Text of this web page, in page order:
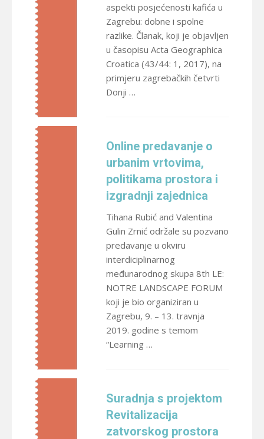
aspekti posjećenosti kafića u
Zagrebu: dobne i spolne
razlike. Članak, koji je objavljen
u časopisu Acta Geographica
Croatica (43/44: 1, 2017), na
primjeru zagrebačkih četvrti
Donji …
Online predavanje o
urbanim vrtovima,
politikama prostora i
izgradnji zajednica
Tihana Rubić and Valentina
Gulin Zrnić održale su pozvano
predavanje u okviru
interdiciplinarnog
međunarodnog skupa 8th LE:
NOTRE LANDSCAPE FORUM
koji je bio organiziran u
Zagrebu, 9. – 13. travnja
2019. godine s temom
“Learning …
Suradnja s projektom
Revitalizacija
zatvorskog prostora